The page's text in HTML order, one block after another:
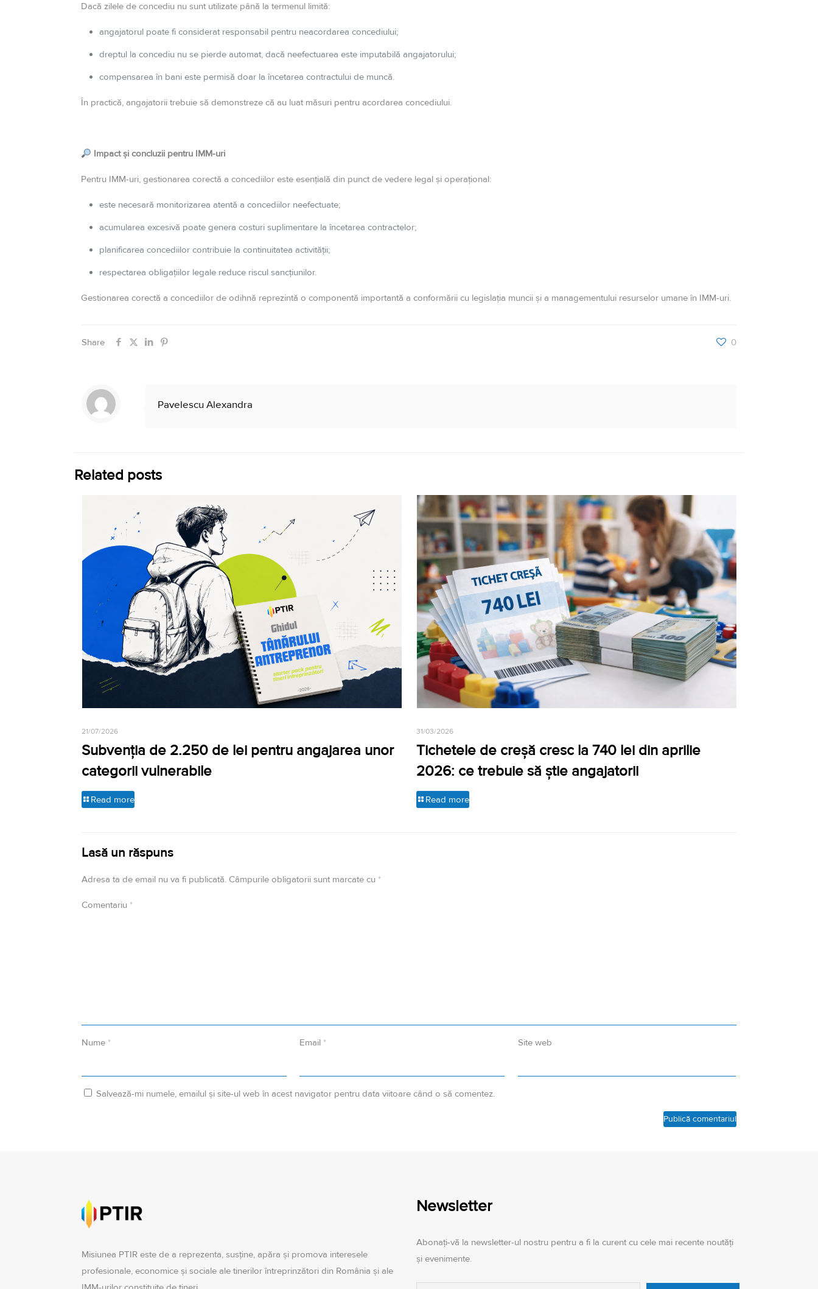
Dacă zilele de concediu nu sunt utilizate până la termenul limită:
angajatorul poate fi considerat responsabil pentru neacordarea concediului;
dreptul la concediu nu se pierde automat, dacă neefectuarea este imputabilă angajatorului;
compensarea în bani este permisă doar la încetarea contractului de muncă.
În practică, angajatorii trebuie să demonstreze că au luat măsuri pentru acordarea concediului.
Impact și concluzii pentru IMM-uri
Pentru IMM-uri, gestionarea corectă a concediilor este esențială din punct de vedere legal și operațional:
este necesară monitorizarea atentă a concediilor neefectuate;
acumularea excesivă poate genera costuri suplimentare la încetarea contractelor;
planificarea concediilor contribuie la continuitatea activității;
respectarea obligațiilor legale reduce riscul sancțiunilor.
Gestionarea corectă a concediilor de odihnă reprezintă o componentă importantă a conformării cu legislația muncii și a managementului resurselor umane în IMM-uri.
Share 0
Pavelescu Alexandra
Related posts
21/07/2026
Subvenția de 2.250 de lei pentru angajarea unor
categorii vulnerabile
Read more
31/03/2026
Tichetele de creșă cresc la 740 lei din aprilie
2026: ce trebuie să știe angajatorii
Read more
Lasă un răspuns
Adresa ta de email nu va fi publicată. Câmpurile obligatorii sunt marcate cu *
Comentariu *
Nume * Email * Site web
Salvează-mi numele, emailul și site-ul web în acest navigator pentru data viitoare când o să comentez.
Misiunea PTIR este de a reprezenta, susţine, apăra şi promova interesele
profesionale, economice şi sociale ale tinerilor întreprinzători din România şi ale
Newsletter
Abonați-vă la newsletter-ul nostru pentru a fi la curent cu cele mai recente noutăți
și evenimente.